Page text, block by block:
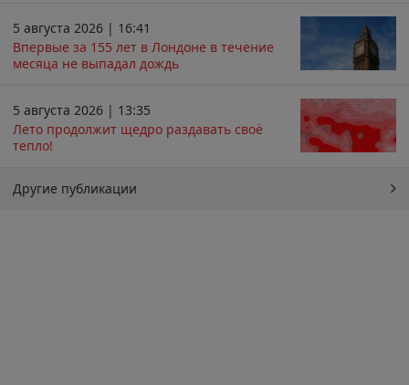
5 августа 2026 | 16:41
Впервые за 155 лет в Лондоне в течение
месяца не выпадал дождь
5 августа 2026 | 13:35
Лето продолжит щедро раздавать своё
тепло!
Другие публикации